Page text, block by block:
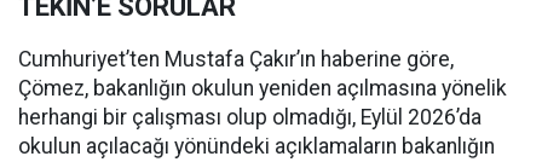
TEKİN’E SORULAR
Cumhuriyet’ten Mustafa Çakır’ın haberine göre,
Çömez, bakanlığın okulun yeniden açılmasına yönelik
herhangi bir çalışması olup olmadığı, Eylül 2026’da
okulun açılacağı yönündeki açıklamaların bakanlığın